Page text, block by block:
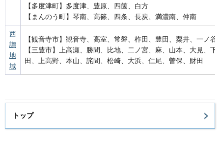
【多度津町】多度津、豊原、四箇、白方
【まんのう町】琴南、高篠、四条、長炭、満濃南、仲南
西
讃
地
域
【観音寺市】観音寺、高室、常磐、柞田、豊田、粟井、一ノ
【三豊市】上高瀬、勝間、比地、二ノ宮、麻、山本、大見、
田、上高野、本山、詫間、松崎、大浜、仁尾、曽保、財田
トップ